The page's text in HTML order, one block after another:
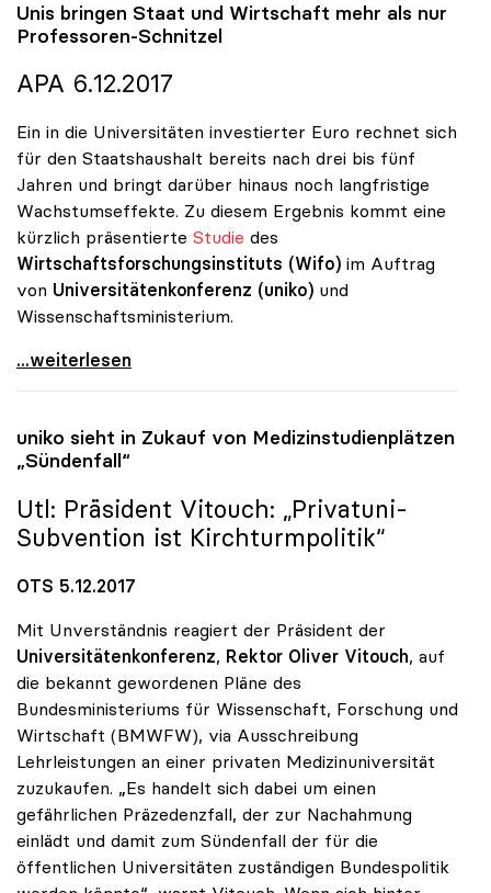
Unis bringen Staat und Wirtschaft mehr als nur
Professoren-Schnitzel
APA 6.12.2017
Ein in die Universitäten investierter Euro rechnet sich
für den Staatshaushalt bereits nach drei bis fünf
Jahren und bringt darüber hinaus noch langfristige
Wachstumseffekte. Zu diesem Ergebnis kommt eine
kürzlich präsentierte Studie des
Wirtschaftsforschungsinstituts (Wifo) im Auftrag
von Universitätenkonferenz (uniko) und
Wissenschaftsministerium.
Unis bringen Staat und Wirtschaft mehr als nur
...weiterlesen
uniko sieht in Zukauf von Medizinstudienplätzen
„Sündenfall“
Utl: Präsident Vitouch: „Privatuni-
Subvention ist Kirchturmpolitik“
OTS 5.12.2017
Mit Unverständnis reagiert der Präsident der
Universitätenkonferenz, Rektor Oliver Vitouch, auf
die bekannt gewordenen Pläne des
Bundesministeriums für Wissenschaft, Forschung und
Wirtschaft (BMWFW), via Ausschreibung
Lehrleistungen an einer privaten Medizinuniversität
zuzukaufen. „Es handelt sich dabei um einen
gefährlichen Präzedenzfall, der zur Nachahmung
einlädt und damit zum Sündenfall der für die
öffentlichen Universitäten zuständigen Bundespolitik